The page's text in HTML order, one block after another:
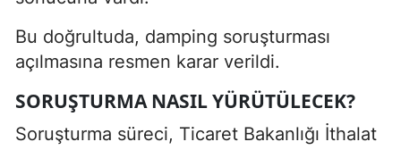
Bu doğrultuda, damping soruşturması
açılmasına resmen karar verildi.
SORUŞTURMA NASIL YÜRÜTÜLECEK?
Soruşturma süreci, Ticaret Bakanlığı İthalat